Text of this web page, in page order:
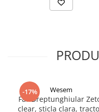
Avertizare sonora
Goarne si trompete cu aer
Benzi si placi
Goarne / Trompete
-17% Wesem
Far Dreptunghiular
clear, sticla clara,